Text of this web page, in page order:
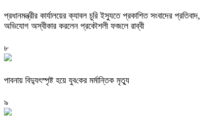
প্রধানমন্ত্রীর কার্যালয়ের ক্যাবল চুরি ইস্যুতে প্রকাশিত সংবাদের প্রতিবাদ,
অভিযোগ অস্বীকার করলেন প্রকৌশলী ফজলে রাব্বী
৮
পাবনায় বিদ্যুৎস্পৃষ্ট হয়ে যুব‌কের মর্মান্তিক মৃত্যু
৯